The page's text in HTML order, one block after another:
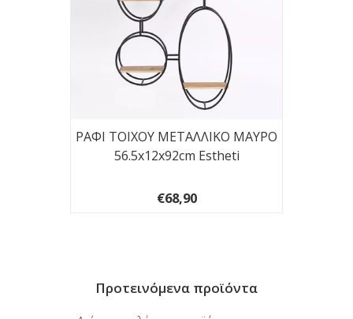
ΡΑΦΙ ΤΟΙΧΟΥ ΜΕΤΑΛΛΙΚΟ ΜΑΥΡΟ
56.5x12x92cm Estheti
€68,90
Προτεινόμενα προϊόντα